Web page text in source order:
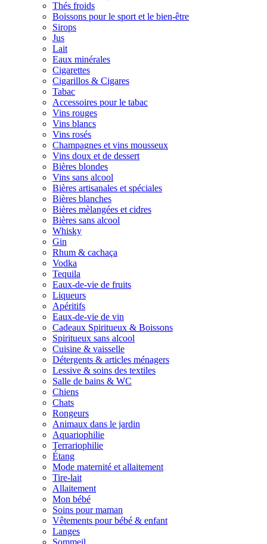
Thés froids
Boissons pour le sport et le bien-être
Sirops
Jus
Lait
Eaux minérales
Cigarettes
Cigarillos & Cigares
Tabac
Accessoires pour le tabac
Vins rouges
Vins blancs
Vins rosés
Champagnes et vins mousseux
Vins doux et de dessert
Bières blondes
Vins sans alcool
Bières artisanales et spéciales
Bières blanches
Bières mèlangées et cidres
Bières sans alcool
Whisky
Gin
Rhum & cachaça
Vodka
Tequila
Eaux-de-vie de fruits
Liqueurs
Apéritifs
Eaux-de-vie de vin
Cadeaux Spiritueux & Boissons
Spiritueux sans alcool
Cuisine & vaisselle
Détergents & articles ménagers
Lessive & soins des textiles
Salle de bains & WC
Chiens
Chats
Rongeurs
Animaux dans le jardin
Aquariophilie
Terrariophilie
Étang
Mode maternité et allaitement
Tire-lait
Allaitement
Mon bébé
Soins pour maman
Vêtements pour bébé & enfant
Langes
Sommeil